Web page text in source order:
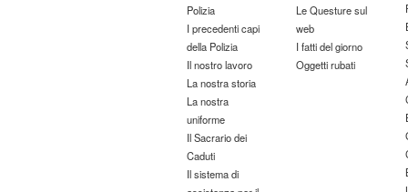
Polizia
I precedenti capi
della Polizia
Il nostro lavoro
La nostra storia
La nostra
uniforme
Il Sacrario dei
Caduti
Il sistema di
Le Questure sul
web
I fatti del giorno
Oggetti rubati